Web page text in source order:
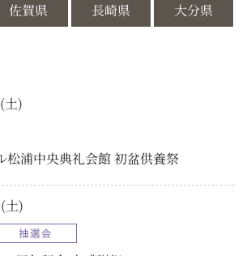
佐賀県 長崎県 大分県
土)
松浦中央典礼会館 初盆供養祭
土)
す